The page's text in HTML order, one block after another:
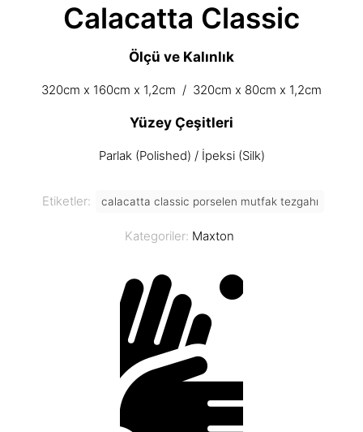
Calacatta Classic
Ölçü ve Kalınlık
320cm x 160cm x 1,2cm / 320cm x 80cm x 1,2cm
Yüzey Çeşitleri
Parlak (Polished) / İpeksi (Silk)
Kategoriler: Maxton
Etiketler: calacatta classic porselen mutfak tezgahı